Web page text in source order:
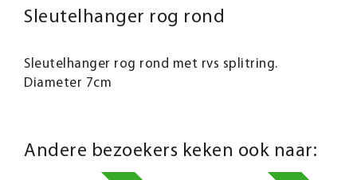
Sleutelhanger rog rond
Sleutelhanger rog rond met rvs splitring.
Diameter 7cm
Andere bezoekers keken ook naar: